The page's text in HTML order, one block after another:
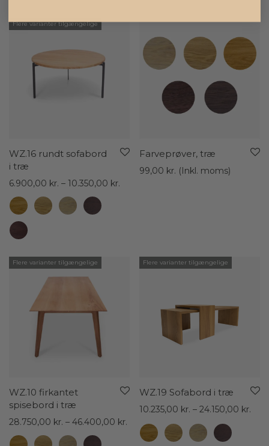
Flere varianter tilgængelige
WZ.16 rundt sofabord
i træ
6.900,00 kr. – 10.350,00 kr.
Farveprøver, træ
99,00 kr. (Inkl. moms)
Flere varianter tilgængelige
WZ.10 firkantet
spisebord i træ
28.750,00 kr. – 46.400,00 kr. Prisinterval:
28.750,00 kr.
Flere varianter tilgængelige
WZ.19 Sofabord i træ
10.235,00 kr. – 24.150,00 kr.